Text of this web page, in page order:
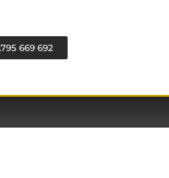
795 669 692